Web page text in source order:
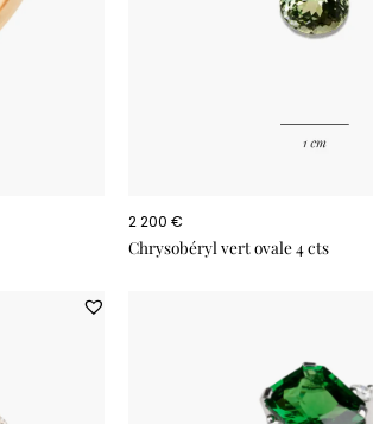
Chrysobéryl vert ovale 4 cts
2 200 €